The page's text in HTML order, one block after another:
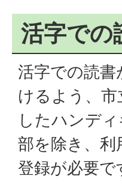
活字での
活字での読
けるよう、
したハンデ
部を除き、
登録が必要で